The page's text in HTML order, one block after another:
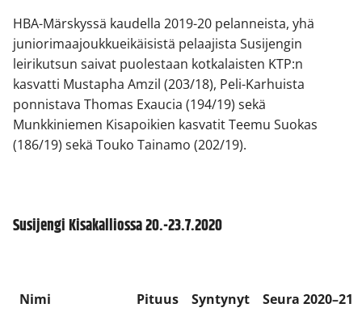
HBA-Märskyssä kaudella 2019-20 pelanneista, yhä
juniorimaajoukkueikäisistä pelaajista Susijengin
leirikutsun saivat puolestaan kotkalaisten KTP:n
kasvatti Mustapha Amzil (203/18), Peli-Karhuista
ponnistava Thomas Exaucia (194/19) sekä
Munkkiniemen Kisapoikien kasvatit Teemu Suokas
(186/19) sekä Touko Tainamo (202/19).
Susijengi Kisakalliossa 20.-23.7.2020
Nimi Pituus Syntynyt Seura 2020–21